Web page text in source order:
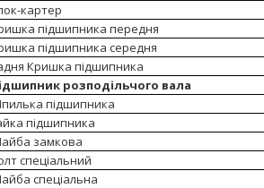
картер
підшипника передня
підшипника середня
Кришка підшипника
розподільчого вала
підшипника
підшипника
замкова
спеціальний
спеціальна